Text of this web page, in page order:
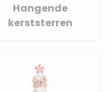
Hangende
kerststerren